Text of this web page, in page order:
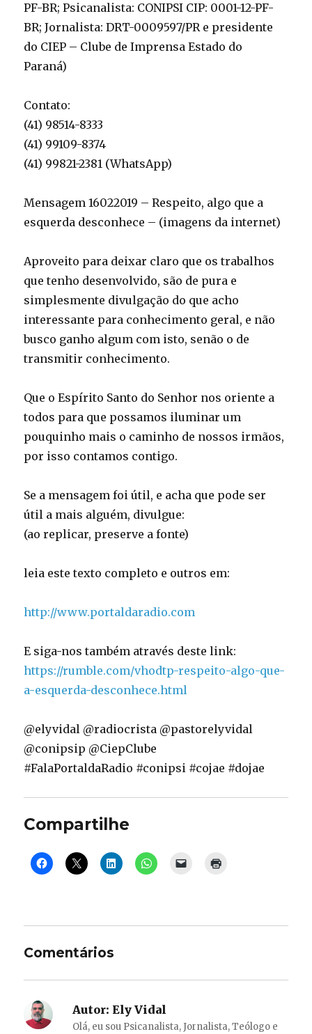
PF-BR; Psicanalista: CONIPSI CIP: 0001-12-PF-
BR; Jornalista: DRT-0009597/PR e presidente
do CIEP – Clube de Imprensa Estado do
Paraná)
Contato:
(41) 98514-8333
(41) 99109-8374
(41) 99821-2381 (WhatsApp)
Mensagem 16022019 – Respeito, algo que a
esquerda desconhece – (imagens da internet)
Aproveito para deixar claro que os trabalhos
que tenho desenvolvido, são de pura e
simplesmente divulgação do que acho
interessante para conhecimento geral, e não
busco ganho algum com isto, senão o de
transmitir conhecimento.
Que o Espírito Santo do Senhor nos oriente a
todos para que possamos iluminar um
pouquinho mais o caminho de nossos irmãos,
por isso contamos contigo.
Se a mensagem foi útil, e acha que pode ser
útil a mais alguém, divulgue:
(ao replicar, preserve a fonte)
leia este texto completo e outros em:
http://www.portaldaradio.com
E siga-nos também através deste link:
https://rumble.com/vhodtp-respeito-algo-que-
a-esquerda-desconhece.html
@elyvidal @radiocrista @pastorelyvidal
@conipsip @CiepClube
#FalaPortaldaRadio #conipsi #cojae #dojae
Compartilhe
Comentários
Autor: Ely Vidal
Olá, eu sou Psicanalista, Jornalista, Teólogo e